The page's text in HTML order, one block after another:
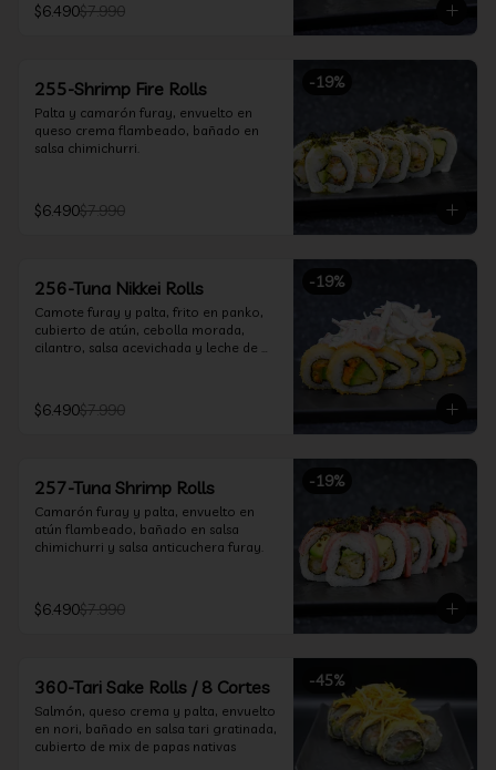
$6.490$7.990
-19%
255-Shrimp Fire Rolls
Palta y camarón furay, envuelto en
queso crema flambeado, bañado en
salsa chimichurri.
$6.490$7.990
-19%
256-Tuna Nikkei Rolls
Camote furay y palta, frito en panko,
cubierto de atún, cebolla morada,
cilantro, salsa acevichada y leche de
$6.490$7.990
-19%
257-Tuna Shrimp Rolls
Camarón furay y palta, envuelto en
atún flambeado, bañado en salsa
chimichurri y salsa anticuchera furay.
$6.490$7.990
-45%
360-Tari Sake Rolls / 8 Cortes
Salmón, queso crema y palta, envuelto
en nori, bañado en salsa tari gratinada,
cubierto de mix de papas nativas